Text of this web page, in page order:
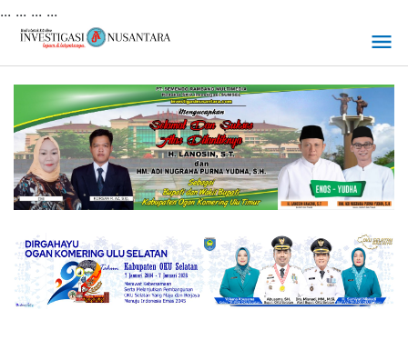
... ... ... ...
ke
konten